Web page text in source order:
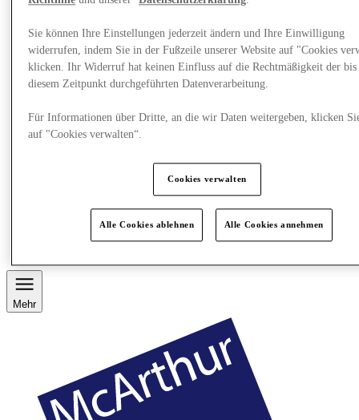
Restaurants
Mehr
Sie können Ihre Einstellungen jederzeit ändern und Ihre Einwilligung
widerrufen, indem Sie in der Fußzeile unserer Website auf "Cookies
klicken. Ihr Widerruf hat keinen Einfluss auf die Rechtmäßigkeit der bis
diesem Zeitpunkt durchgeführten Datenverarbeitung.
Für Informationen über Dritte, an die wir Daten weitergeben, klicken
auf "Cookies verwalten“.
Cookies verwalten
Alle Cookies ablehnen Alle Cookies annehmen